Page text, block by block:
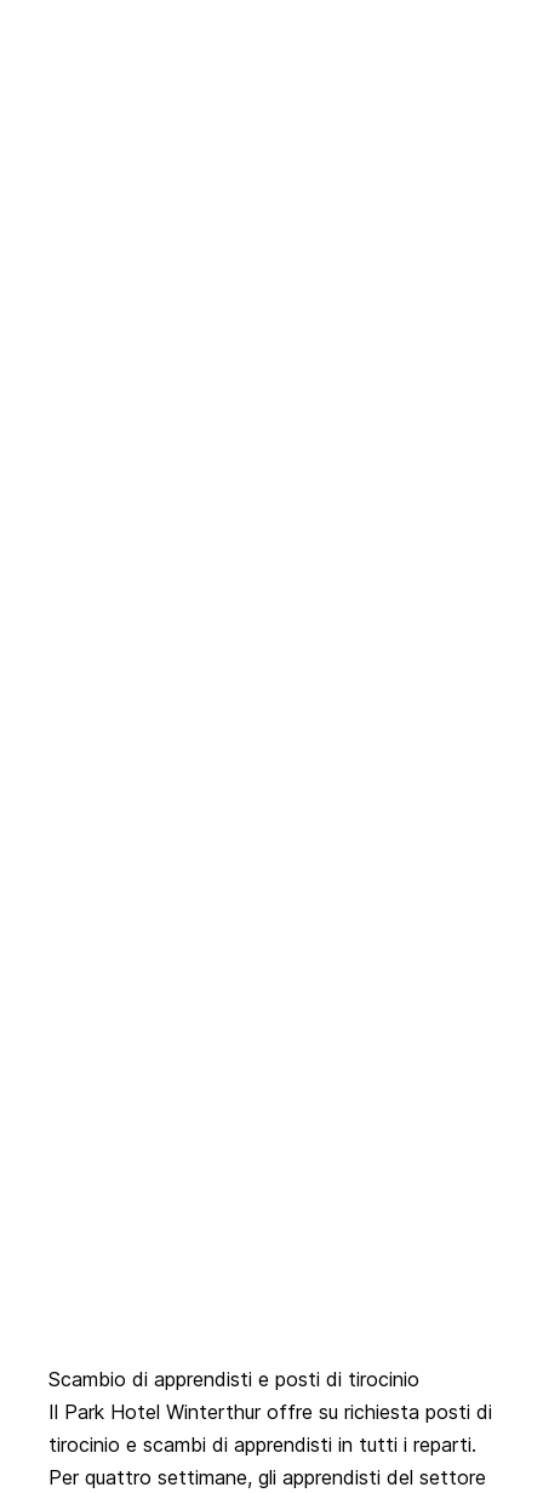
Scambio di apprendisti e posti di tirocinio
Il Park Hotel Winterthur offre su richiesta posti di
tirocinio e scambi di apprendisti in tutti i reparti.
Per quattro settimane, gli apprendisti del settore